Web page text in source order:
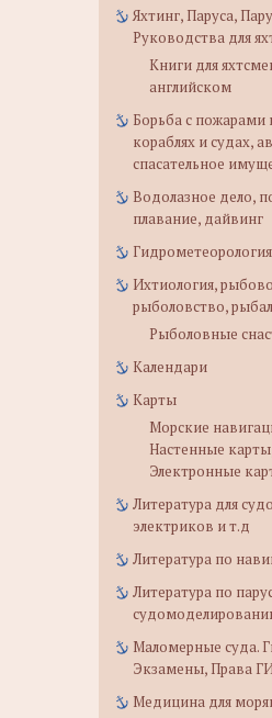
Яхтинг, Паруса,
Руководства для
Книги для
английском
Борьба с пожарами
кораблях и судах,
спасательное
Водолазное дело,
плавание, дайвинг
Ихтиология,
рыболовство,
Рыболовные
Календари
Карты
Морские
Настенные
Электронные
Литература для
электриков и т.д
Литература по
Литература по
Маломерные суда.
Экзамены, Права
Медицина для